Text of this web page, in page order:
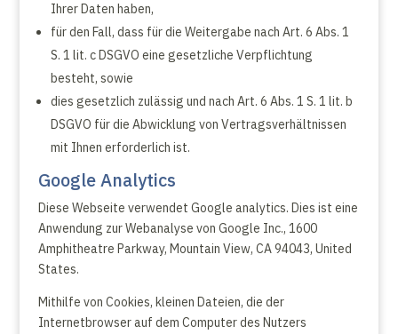
Ihrer Daten haben,
für den Fall, dass für die Weitergabe nach Art. 6 Abs. 1
S. 1 lit. c DSGVO eine gesetzliche Verpflichtung
besteht, sowie
dies gesetzlich zulässig und nach Art. 6 Abs. 1 S. 1 lit. b
DSGVO für die Abwicklung von Vertragsverhältnissen
mit Ihnen erforderlich ist.
Google Analytics
Diese Webseite verwendet Google analytics. Dies ist eine
Anwendung zur Webanalyse von Google Inc., 1600
Amphitheatre Parkway, Mountain View, CA 94043, United
States.
Mithilfe von Cookies, kleinen Dateien, die der
Internetbrowser auf dem Computer des Nutzers